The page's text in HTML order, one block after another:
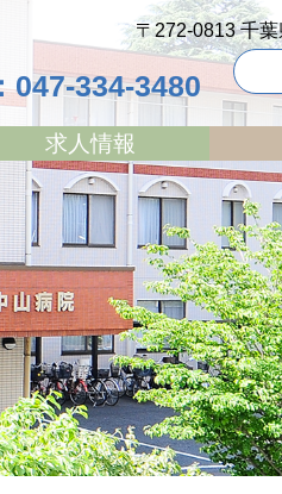
047-334-3480
〒272-0813 千
求人情報